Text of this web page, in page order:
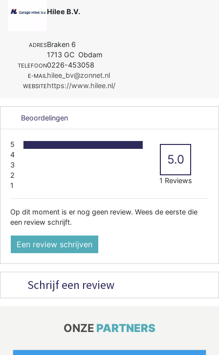
Hilee B.V.
ADRESBraken 6
1713 GC Obdam
TELEFOON0226-453058
E-MAILhilee_bv@zonnet.nl
WEBSITEhttps://www.hilee.nl/
Beoordelingen
5
4
3
2
1
5.0
1 Reviews
Op dit moment is er nog geen review. Wees de eerste die
een review schrijft.
Een review schrijven
Schrijf een review
ONZE PARTNERS